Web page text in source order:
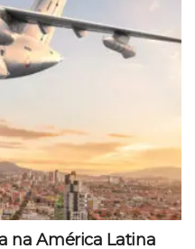
na América Latina